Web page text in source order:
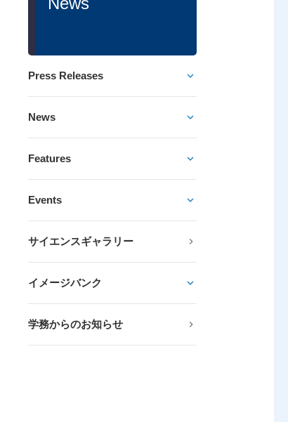
Press Releases
News
Features
Events
サイエンスギャラリー
イメージバンク
学務からのお知らせ